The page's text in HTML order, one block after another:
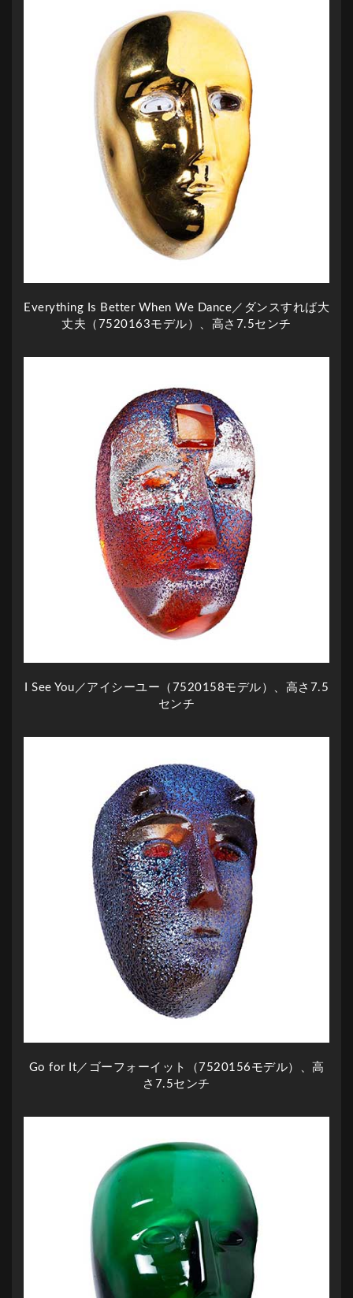
Everything Is Better When We Dance／ダンスすれば大
丈夫（7520163モデル）、高さ7.5センチ
I See You／アイシーユー（7520158モデル）、高さ7.5
センチ
Go for It／ゴーフォーイット（7520156モデル）、高
さ7.5センチ